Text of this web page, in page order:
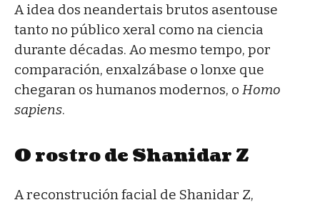
A idea dos neandertais brutos asentouse
tanto no público xeral como na ciencia
durante décadas. Ao mesmo tempo, por
comparación, enxalzábase o lonxe que
chegaran os humanos modernos, o Homo
sapiens.
O rostro de Shanidar Z
A reconstrución facial de Shanidar Z,